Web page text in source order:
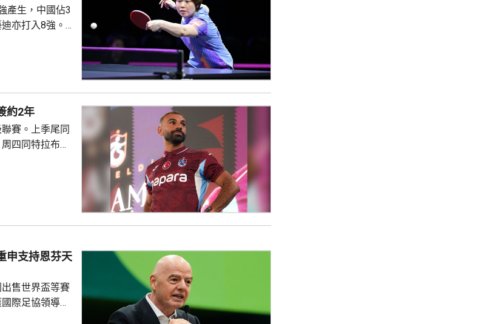
產生，中國佔3
亦打入8強。
4強。早日希
入佳境，連
遇...
約2年
賽。上季尾同
四同特拉布宗
譽。 特拉
申支持恩芬天
售世界盃等賽
際足協領導層